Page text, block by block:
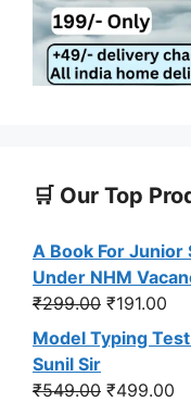
🛒 Our Top
A Book For Junior
Under NHM
₹299.00 Original
price
was:
₹299.00.
₹191.00
is:
Model Typing
Sunil Sir
₹549.00 Original
₹499.00